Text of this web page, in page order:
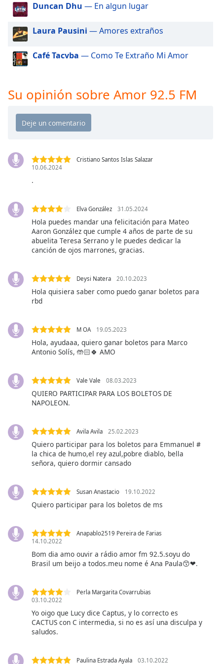
dialog
window.
Escape
cancel
and
the
window.
Color
Opacity
Background
Color
Caption
Area
Background
Opacity
Size
Style
Reset
Dialog
End
Duncan Dhu — En algun lugar
Laura Pausini — Amores extraños
Café Tacvba — Como Te Extraño Mi Amor
Su opinión sobre Amor 92.5 FM
Cristiano Santos Islas Salazar
10.06.2024
.
Elva González 31.05.2024
Hola puedes mandar una felicitación para Mateo
Aaron González que cumple 4 años de parte de su
abuelita Teresa Serrano y le puedes dedicar la
canción de ojos marrones, gracias.
Deysi Natera 20.10.2023
Hola quisiera saber como puedo ganar boletos para
rbd
M OA 19.05.2023
Hola, ayudaaa, quiero ganar boletos para Marco
Antonio Solís, 🤲🏻🍀 AMO
Vale Vale 08.03.2023
QUIERO PARTICIPAR PARA LOS BOLETOS DE
NAPOLEON.
Avila Avila 25.02.2023
Quiero participar para los boletos para Emmanuel #
la chica de humo,el rey azul,pobre diablo, bella
señora, quiero dormir cansado
Susan Anastacio 19.10.2022
Quiero participar para los boletos de ms
Anapablo2519 Pereira de Farias
14.10.2022
Bom dia amo ouvir a rádio amor fm 92.5.soyu do
Brasil um beijo a todos.meu nome é Ana Paula😙❤.
Perla Margarita Covarrubias
03.10.2022
Yo oigo que Lucy dice Captus, y lo correcto es
CACTUS con C intermedia, si no es así una disculpa y
saludos.
Paulina Estrada Ayala 03.10.2022